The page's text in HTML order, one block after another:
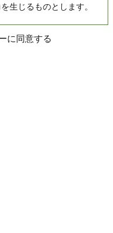
生じるものとします。
に同意する